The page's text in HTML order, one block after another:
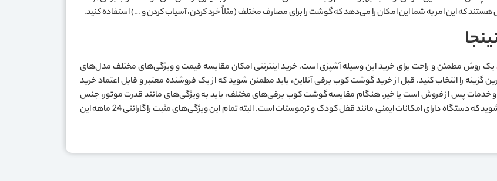
که این امر به شما این امکان را می‌دهد که گوشت را برای مصارف مختلف (مثلاً خرد کردن، آسیاب کردن و …) استفاده کنید.
یک روش مطمئن و راحت برای خرید این وسیله آشپزی است. خرید اینترنتی امکان مقایسه قیمت و ویژگی‌های مختلف مدل‌های
را انتخاب کنید. قبل از خرید گوشت کوب برقی آنلاین، باید مطمئن شوید که از یک فروشنده معتبر و قابل اعتماد خرید
و خدمات پس از فروش است یا خیر. هنگام مقایسه گوشت کوب برقی‌های مختلف، باید به ویژگی‌های مانند قدرت موتور، جنس
تیغه، ظرفیت و سرعت دستگاه توجه کنید. همچنین باید مطمئن شوید که دستگاه دارای امکانات ایمنی مانند قفل کودک و ترموستات است. البته تمام این ویژگی‌های مثبت را گارانتی 24 ماهه این